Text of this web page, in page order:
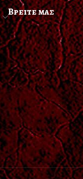
Βρειτε μας